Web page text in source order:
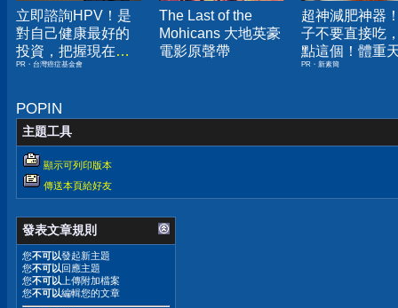
立即諮詢HPV！是
對自己健康最好的
投資，把握現在不
嫌晚！
PR・台灣癌症基金會
The Last of the
Mohicans 大地英豪
電影原聲帶
超神減肥神器
子不要直接吃
點這個！體重
下降
PR・新素簡
POPIN
主題工具
顯示可列印版本
傳送本頁給好友
發表文章規則
您不可以發起新主題
您不可以回應主題
您不可以上傳附加檔案
您不可以編輯您的文章